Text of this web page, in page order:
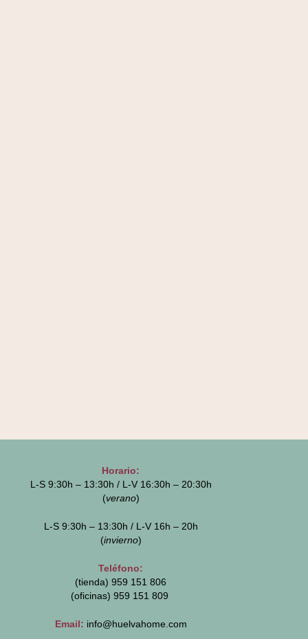
Horario:
L-S 9:30h – 13:30h / L-V 16:30h – 20:30h
(verano)
L-S 9:30h – 13:30h / L-V 16h – 20h
(invierno)
Teléfono:
(tienda) 959 151 806
(oficinas) 959 151 809
Email: info@huelvahome.com